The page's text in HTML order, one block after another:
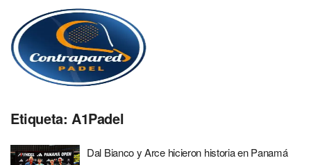
Etiqueta: A1Padel
Dal Bianco y Arce hicieron historia en Panamá